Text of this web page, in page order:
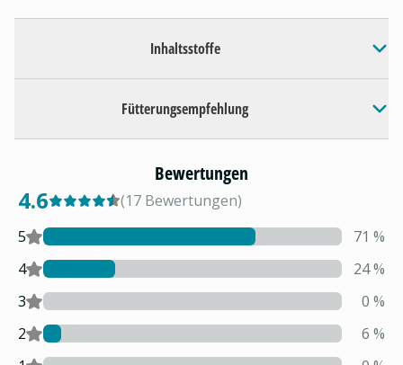
Inhaltsstoffe
Fütterungsempfehlung
Bewertungen
4.6 (17 Bewertungen)
5
71 %
4
24%
3
0 %
2
6 %